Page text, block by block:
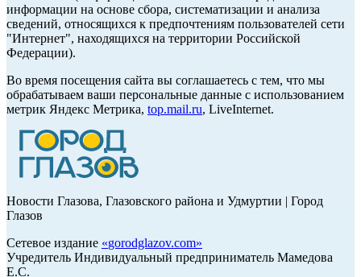
информации на основе сбора, систематизации и анализа
сведений, относящихся к предпочтениям пользователей сети
"Интернет", находящихся на территории Российской
Федерации).
Во время посещения сайта вы соглашаетесь с тем, что мы
обрабатываем ваши персональные данные с использованием
метрик Яндекс Метрика, top.mail.ru, LiveInternet.
Новости Глазова, Глазовского района и Удмуртии | Город
Глазов
Сетевое издание «gorodglazov.com»
Учредитель Индивидуальный предприниматель Мамедова
Е.С.